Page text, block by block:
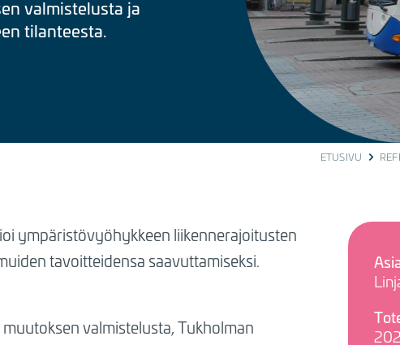
valmistelusta ja
tilanteesta.
ETUSIVU
ympäristövyöhykkeen liikennerajoitusten
tavoitteidensa saavuttamiseksi.
valmistelusta, Tukholman